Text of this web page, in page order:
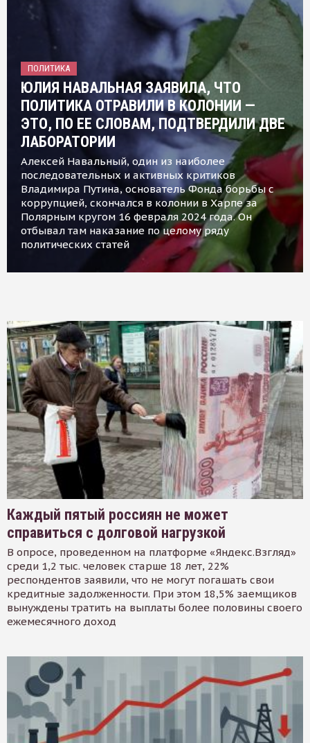
ПОЛИТИКА
ЮЛИЯ НАВАЛЬНАЯ ЗАЯВИЛА, ЧТО
ПОЛИТИКА ОТРАВИЛИ В КОЛОНИИ —
ЭТО, ПО ЕЕ СЛОВАМ, ПОДТВЕРДИЛИ ДВЕ
ЛАБОРАТОРИИ
Алексей Навальный, один из наиболее
последовательных и активных критиков
Владимира Путина, основатель Фонда борьбы с
коррупцией, скончался в колонии в Харпе за
Полярным кругом 16 февраля 2024 года. Он
отбывал там наказание по целому ряду
политических статей
Каждый пятый россиян не может
справиться с долговой нагрузкой
В опросе, проведенном на платформе «Яндекс.Взгляд»
среди 1,2 тыс. человек старше 18 лет, 22%
респондентов заявили, что не могут погашать свои
кредитные задолженности. При этом 18,5% заемщиков
вынуждены тратить на выплаты более половины своего
ежемесячного доход